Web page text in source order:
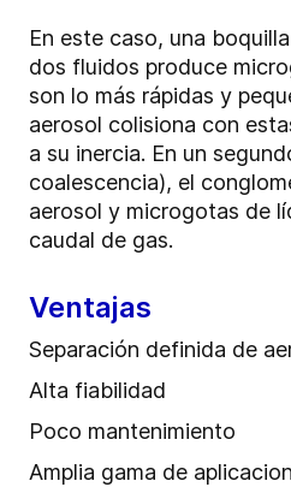
En este caso, una
dos fluidos produce
son lo más rápidas y
aerosol colisiona con
a su inercia. En un
coalescencia), el
aerosol y microgotas de
caudal de gas.
Ventajas
Separación definida de
Alta fiabilidad
Poco mantenimiento
Amplia gama de